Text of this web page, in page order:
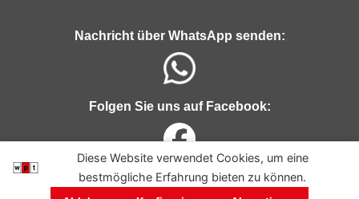
Nachricht über WhatsApp senden:
Folgen Sie uns auf Facebook:
Diese Website verwendet Cookies, um eine
bestmögliche Erfahrung bieten zu können.